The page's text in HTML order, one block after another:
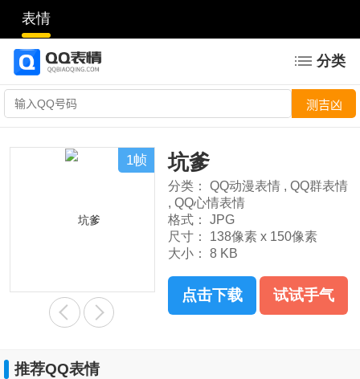
表情
分类
1帧 坑爹
分类： QQ动漫表情 , QQ群表情
, QQ心情表情
格式：
JPG
尺寸：
138像素 x 150像素
大小：
8 KB
点击下载 试试手气
推荐QQ表情